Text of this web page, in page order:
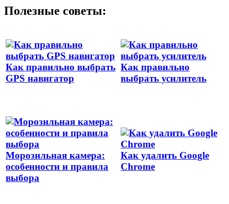
Полезные советы:
Как правильно выбрать
GPS навигатор
Как правильно
выбрать усилитель
Морозильная камера:
особенности и правила
выбора
Как удалить Google
Chrome